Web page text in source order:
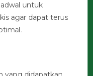
untuk
agar dapat terus